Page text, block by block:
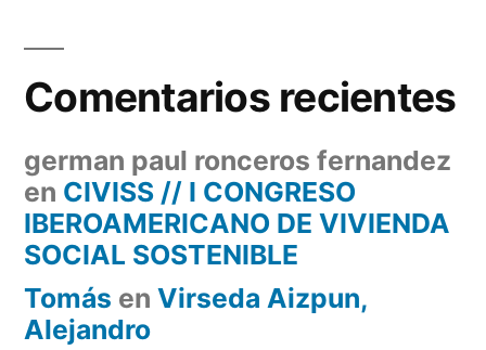
Comentarios recientes
german paul ronceros fernandez
en CIVISS // I CONGRESO
IBEROAMERICANO DE VIVIENDA
SOCIAL SOSTENIBLE
Tomás en Virseda Aizpun,
Alejandro